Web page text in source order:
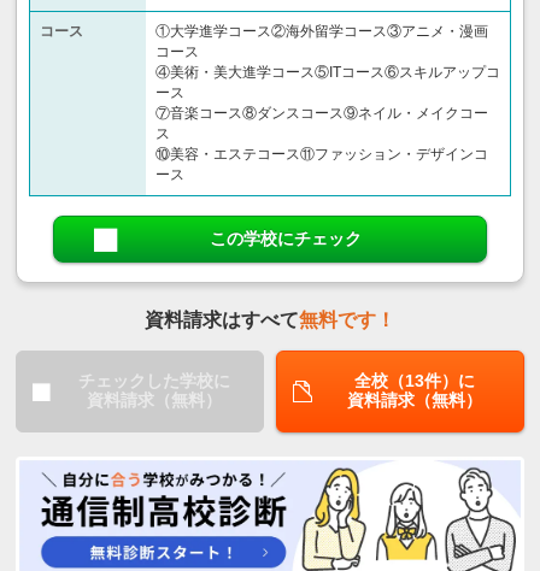
コース
①大学進学コース②海外留学コース③アニメ・漫画
コース
④美術・美大進学コース⑤ITコース⑥スキルアップコ
ース
⑦音楽コース⑧ダンスコース⑨ネイル・メイクコー
ス
⑩美容・エステコース⑪ファッション・デザインコ
ース
この学校にチェック
資料請求はすべて無料です！
チェックした学校に
資料請求（無料）
全校（13件）に
資料請求（無料）